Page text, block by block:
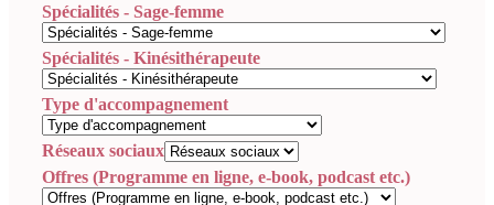
Spécialités - Sage-femme
Spécialités - Kinésithérapeute
Type d'accompagnement
Réseaux sociaux
Offres (Programme en ligne, e-book, podcast etc.)